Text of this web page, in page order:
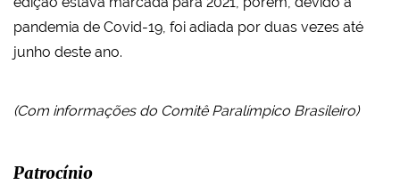
pandemia de Covid-19, foi adiada por duas vezes até
junho deste ano.
(Com informações do Comitê Paralímpico Brasileiro)
Patrocínio